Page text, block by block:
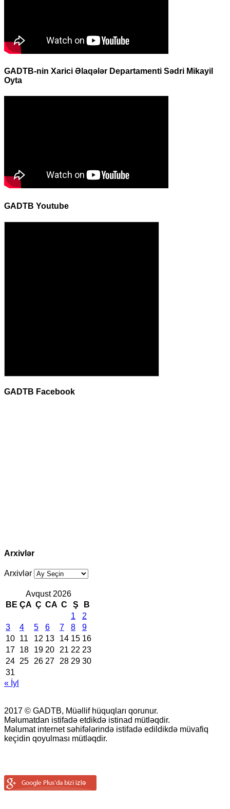
GADTB-nin Xarici Əlaqələr Departamenti Sədri Mikayil
Oyta
GADTB Youtube
GADTB Facebook
Arxivlər
Arxivlər
Avqust 2026
BE ÇA Ç CA C Ş
B
1
2
3
4 5 6 7 8
9
10 11 12 13 14 15 16
17 18 19 20 21 22 23
24 25 26 27 28 29 30
31
« İyl
2017 © GADTB, Müəllif hüquqları qorunur.
Məlumatdan istifadə etdikdə istinad mütləqdir.
Məlumat internet səhifələrində istifadə edildikdə müvafiq
keçidin qoyulması mütləqdir.